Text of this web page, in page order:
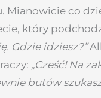
Mianowicie co
który
Gdzie idziesz?”
„Cześć! Na
butów